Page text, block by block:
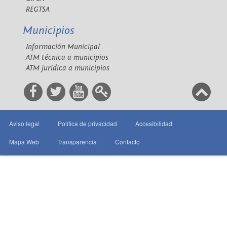
REGTSA
Municipios
Información Municipal
ATM técnica a municipios
ATM jurídica a municipios
Aviso legal Política de privacidad Accesibilidad
Mapa Web Transparencia Contacto